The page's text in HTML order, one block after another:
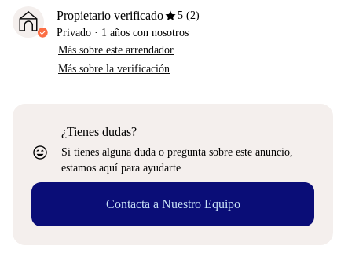
Propietario verificadostar5 (2)
Privado · 1 años con nosotros
Más sobre este arrendador
Más sobre la verificación
sentiment_very_satisfied
¿Tienes dudas?
Si tienes alguna duda o pregunta sobre este anuncio,
estamos aquí para ayudarte.
Contacta a Nuestro Equipo